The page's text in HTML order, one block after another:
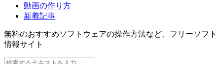
動画の作り方
新着記事
無料のおすすめソフトウェアの操作方法など、 フリーソフト
情報サイト